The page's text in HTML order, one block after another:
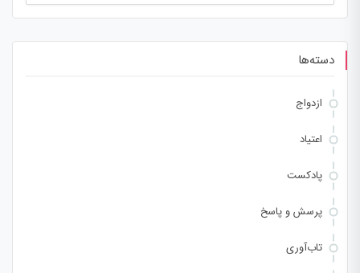
برای:
دسته‌ها
ازدواج
اعتیاد
پادکست
پرسش و پاسخ
تاب‌آوری